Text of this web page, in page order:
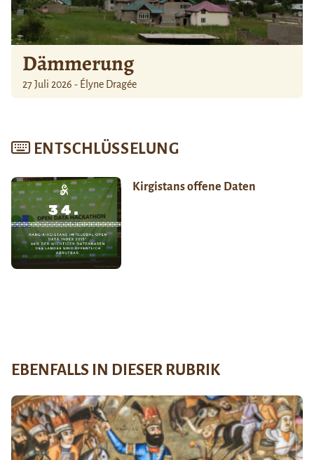
Dämmerung
27 Juli 2026 - Élyne Dragée
ENTSCHLÜSSELUNG
Kirgistans offene Daten
EBENFALLS IN DIESER RUBRIK